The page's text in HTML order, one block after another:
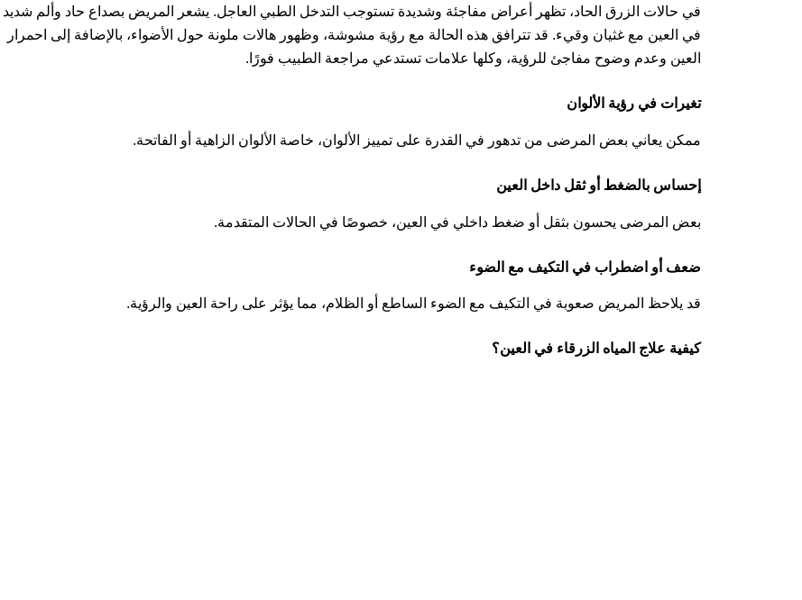
في حالات الزرق الحاد، تظهر أعراض مفاجئة وشديدة تستوجب التدخل الطبي العاجل. يشعر المريض بصداع حاد وألم شديد
في العين مع غثيان وقيء. قد تترافق هذه الحالة مع رؤية مشوشة، وظهور هالات ملونة حول الأضواء، بالإضافة إلى احمرار
العين وعدم وضوح مفاجئ للرؤية، وكلها علامات تستدعي مراجعة الطبيب فورًا.
تغيرات في رؤية الألوان
ممكن يعاني بعض المرضى من تدهور في القدرة على تمييز الألوان، خاصة الألوان الزاهية أو الفاتحة.
إحساس بالضغط أو ثقل داخل العين
بعض المرضى يحسون بثقل أو ضغط داخلي في العين، خصوصًا في الحالات المتقدمة.
ضعف أو اضطراب في التكيف مع الضوء
قد يلاحظ المريض صعوبة في التكيف مع الضوء الساطع أو الظلام، مما يؤثر على راحة العين والرؤية.
كيفية علاج المياه الزرقاء في العين؟